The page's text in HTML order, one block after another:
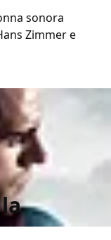
sonora
Zimmer e